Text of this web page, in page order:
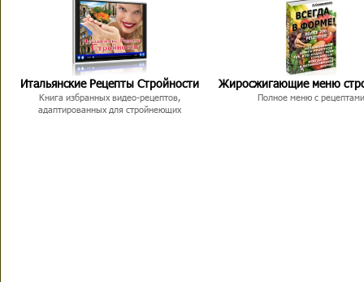
Итальянские Рецепты Стройности
Книга избранных видео-рецептов,
адаптированных для стройнеющих
Жиросжигающие меню
Полное меню с рецептами